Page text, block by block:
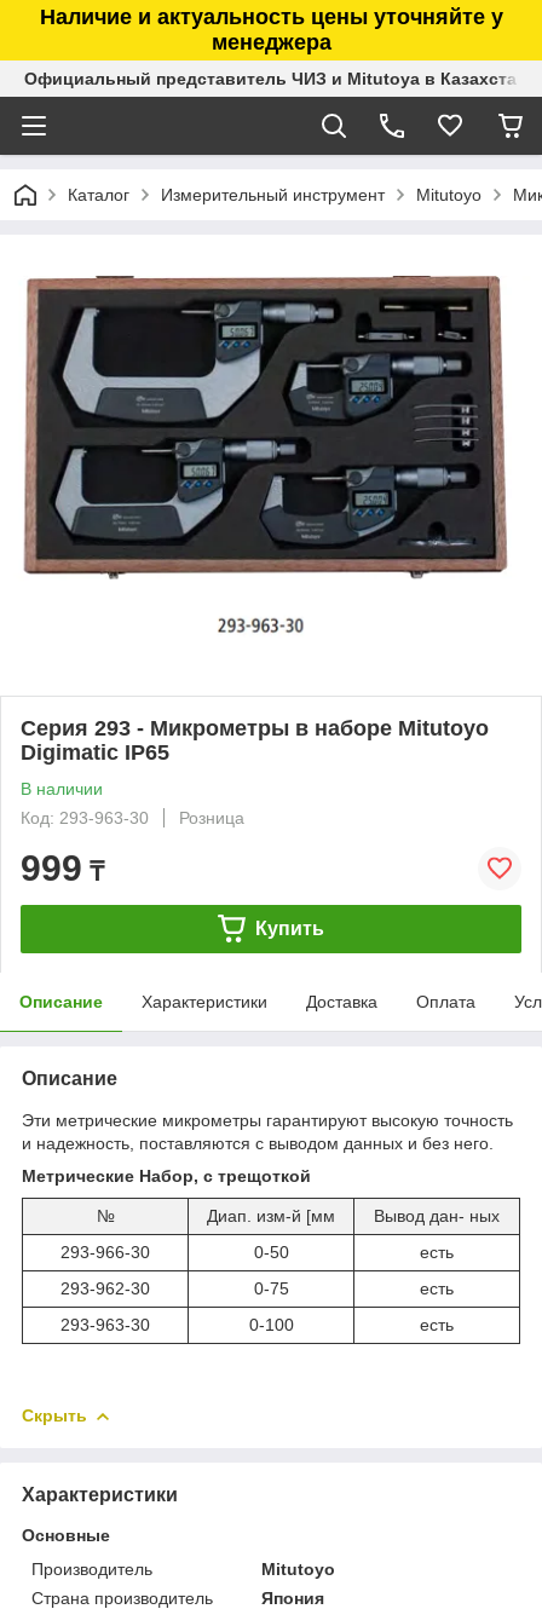
Наличие и актуальность цены уточняйте у
менеджера
Официальный представитель ЧИЗ и Mitutoya в Казахстане
Каталог Измерительный инструмент Mitutoyo
Серия 293 - Микрометры в наборе Мitutoyo
Digimatic IP65
В наличии
Код: 293-963-30
Розница
999 ₸
Купить
Описание Характеристики Доставка Оплата
Описание
Эти метрические микрометры гарантируют высокую точность
и надежность, поставляются с выводом данных и без него.
Метрические Набор, с трещоткой
№ Диап. изм-й [мм
Вывод дан‐ ных
293-966-30
0-50
есть
293-962-30
0-75
есть
293-963-30
0-100 есть
Скрыть
Характеристики
Основные
Производитель
Mitutoyo
Страна производитель
Япония